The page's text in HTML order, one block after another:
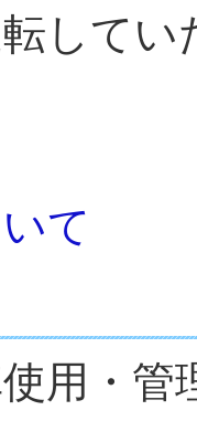
して
て
用・管